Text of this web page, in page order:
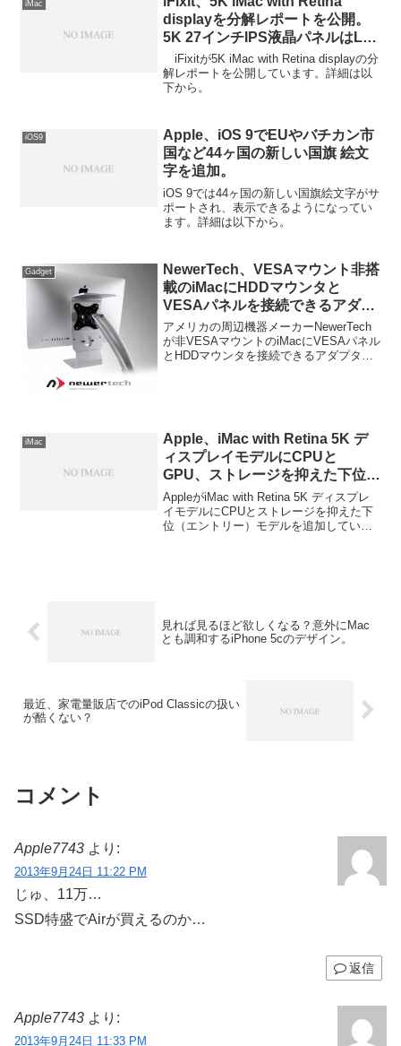
iMac
displayを分解レポートを公開。
5K 27インチIPS液晶パネルはLG
製。
iFixitが5K iMac with Retina displayの分
解レポートを公開しています。詳細は以
下から。
iOS9
Apple、iOS 9でEUやバチカン市
国など44ヶ国の新しい国旗 絵文
字を追加。
iOS 9では44ヶ国の新しい国旗絵文字がサ
ポートされ、表示できるようになってい
ます。詳細は以下から。
Gadget
NewerTech、VESAマウント非搭
載のiMacにHDDマウンタと
VESAパネルを接続できるアダプ
ター「NuMount VESA Adapter
for iMac」を発売。
アメリカの周辺機器メーカーNewerTech
が非VESAマウントのiMacにVESAパネル
とHDDマウンタを接続できるアダプター
iMac
Apple、iMac with Retina 5K デ
ィスプレイモデルにCPUと
GPU、ストレージを抑えた下位モ
デルを追加。
AppleがiMac with Retina 5K ディスプレ
イモデルにCPUとストレージを抑えた下
位（エントリー）モデルを追加していま
見れば見るほど欲しくなる？意外にMac
とも調和するiPhone 5cのデザイン。
最近、家電量販店でのiPod Classicの扱い
が酷くない？
コメント
Apple7743 より:
2013年9月24日 11:22 PM
じゅ、11万…
SSD特盛でAirが買えるのか…
返信
Apple7743 より:
2013年9月24日 11:33 PM